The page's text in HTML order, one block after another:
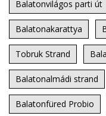
Balatonvilágos parti út
Balatonakarattya
Tobruk Strand
Balatonalmádi strand
Balatonfüred Probio